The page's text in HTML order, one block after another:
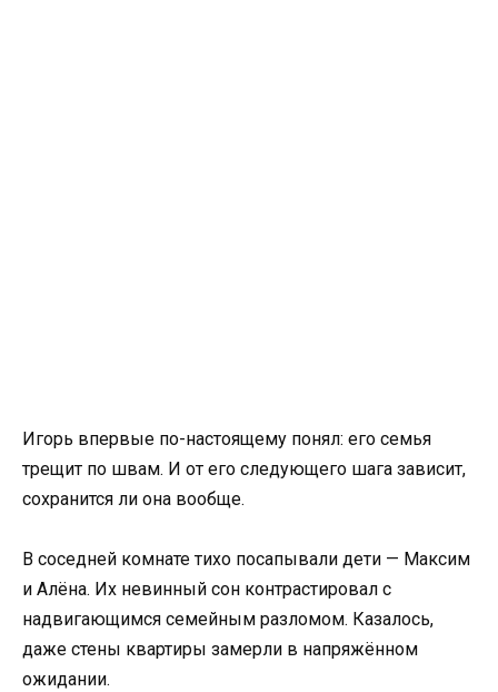
Игорь впервые по-настоящему понял: его семья
трещит по швам. И от его следующего шага зависит,
сохранится ли она вообще.
В соседней комнате тихо посапывали дети — Максим
и Алёна. Их невинный сон контрастировал с
надвигающимся семейным разломом. Казалось,
даже стены квартиры замерли в напряжённом
ожидании.